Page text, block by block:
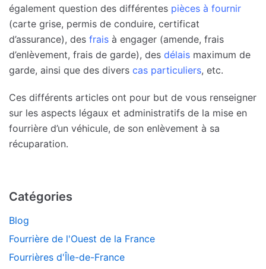
également question des différentes pièces à fournir
(carte grise, permis de conduire, certificat
d’assurance), des frais à engager (amende, frais
d’enlèvement, frais de garde), des délais maximum de
garde, ainsi que des divers cas particuliers, etc.
Ces différents articles ont pour but de vous renseigner
sur les aspects légaux et administratifs de la mise en
fourrière d’un véhicule, de son enlèvement à sa
récuparation.
Catégories
Blog
Fourrière de l'Ouest de la France
Fourrières d'Île-de-France